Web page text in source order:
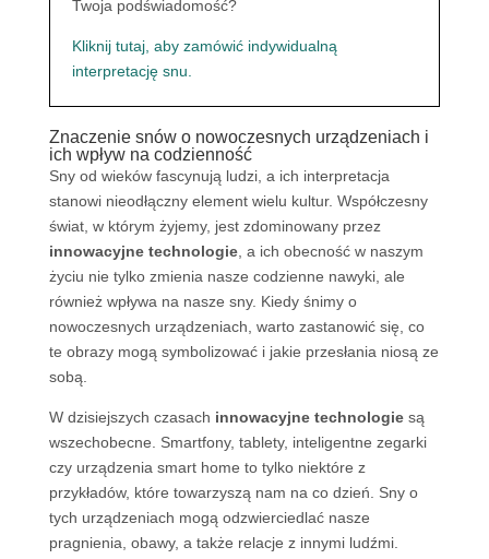
Twoja podświadomość?
Kliknij tutaj, aby zamówić indywidualną
interpretację snu.
Znaczenie snów o nowoczesnych urządzeniach i
ich wpływ na codzienność
Sny od wieków fascynują ludzi, a ich interpretacja
stanowi nieodłączny element wielu kultur. Współczesny
świat, w którym żyjemy, jest zdominowany przez
innowacyjne technologie, a ich obecność w naszym
życiu nie tylko zmienia nasze codzienne nawyki, ale
również wpływa na nasze sny. Kiedy śnimy o
nowoczesnych urządzeniach, warto zastanowić się, co
te obrazy mogą symbolizować i jakie przesłania niosą ze
sobą.
W dzisiejszych czasach innowacyjne technologiesą
wszechobecne. Smartfony, tablety, inteligentne zegarki
czy urządzenia smart home to tylko niektóre z
przykładów, które towarzyszą nam na co dzień. Sny o
tych urządzeniach mogą odzwierciedlać nasze
pragnienia, obawy, a także relacje z innymi ludźmi.